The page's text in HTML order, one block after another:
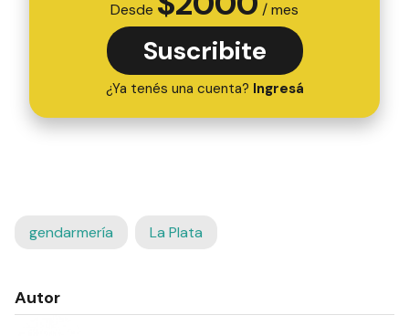
Desde / mes
Suscribite
¿Ya tenés una cuenta? Ingresá
gendarmería La Plata
Autor